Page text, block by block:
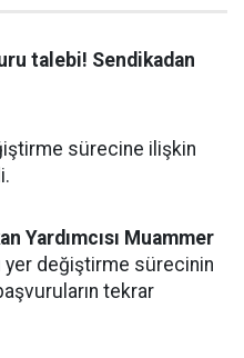
talebi! Sendikadan
sürecine ilişkin
Yardımcısı Muammer
yer değiştirme sürecinin
tekrar